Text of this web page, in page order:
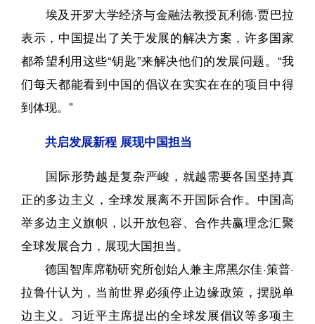
埃及开罗大学经济与金融法教授瓦利德·贾巴拉
表示，中国提出了关于发展的解决方案，许多国家
都希望利用这些“钥匙”来解决他们的发展问题。“我
们每天都能看到中国的倡议在实实在在的项目中得
到体现。”
共启发展新程 展现中国担当
国际形势越是复杂严峻，就越需要各国坚持真
正的多边主义，全球发展离不开国际合作。中国高
举多边主义旗帜，以开放包容、合作共赢理念汇聚
全球发展合力，展现大国担当。
德国智库席勒研究所创始人兼主席黑尔佳·策普·
拉鲁什认为，当前世界必须停止边缘政策，摆脱单
边主义。习近平主席提出的全球发展倡议等多项主